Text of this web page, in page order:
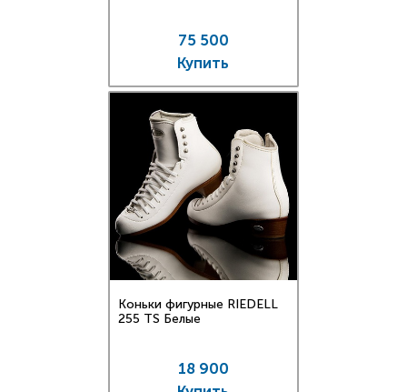
75 500
Купить
Коньки фигурные RIEDELL
255 TS Белые
18 900